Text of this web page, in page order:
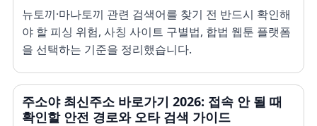
뉴토끼·마나토끼 관련 검색어를 찾기 전 반드시 확인해
야 할 피싱 위험, 사칭 사이트 구별법, 합법 웹툰 플랫폼
을 선택하는 기준을 정리했습니다.
주소야 최신주소 바로가기 2026: 접속 안 될 때
확인할 안전 경로와 오타 검색 가이드